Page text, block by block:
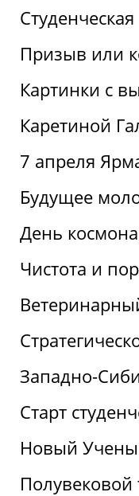
Призыв или
Картинки с
Каретиной
7 апреля
Будущее
День
Чистота и
Западно-
Старт
Новый